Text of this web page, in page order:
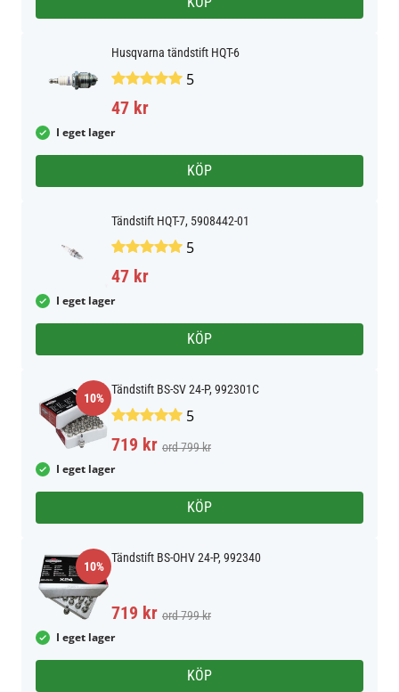
Husqvarna tändstift HQT-6
5
47 kr
I eget lager
KÖP
Tändstift HQT-7, 5908442-01
5
47 kr
I eget lager
KÖP
10%
Tändstift BS-SV 24-P, 992301C
5
719 kr ord 799 kr
I eget lager
KÖP
10%
Tändstift BS-OHV 24-P, 992340
719 kr ord 799 kr
I eget lager
KÖP